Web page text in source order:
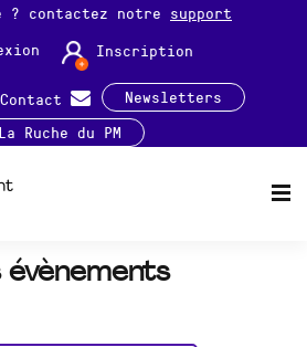
? contactez notre support
Inscription
Contact
Newsletters
La Ruche du PM
évènements